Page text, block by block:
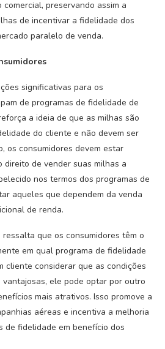
preservando assim a
de incentivar a fidelidade dos
paralelo de venda.
significativas para os
de programas de fidelidade de
a ideia de que as milhas são
do cliente e não devem ser
os consumidores devem estar
direito de vender suas milhas a
nos termos dos programas de
aqueles que dependem da venda
de renda.
que os consumidores têm o
em qual programa de fidelidade
cliente considerar que as condições
ele pode optar por outro
mais atrativos. Isso promove a
aéreas e incentiva a melhoria
de fidelidade em benefício dos